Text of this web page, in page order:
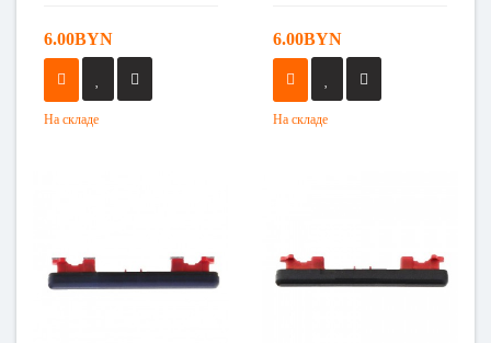
6.00BYN
На складе
6.00BYN
На складе